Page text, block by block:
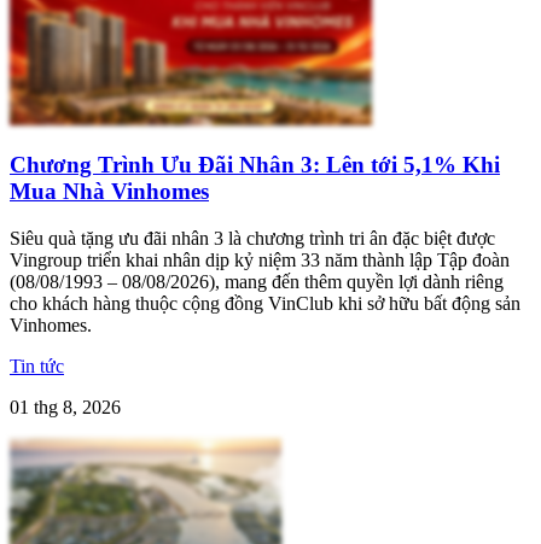
Chương Trình Ưu Đãi Nhân 3: Lên tới 5,1% Khi
Mua Nhà Vinhomes
Siêu quà tặng ưu đãi nhân 3 là chương trình tri ân đặc biệt được
Vingroup triển khai nhân dịp kỷ niệm 33 năm thành lập Tập đoàn
(08/08/1993 – 08/08/2026), mang đến thêm quyền lợi dành riêng
cho khách hàng thuộc cộng đồng VinClub khi sở hữu bất động sản
Vinhomes.
Tin tức
01 thg 8, 2026